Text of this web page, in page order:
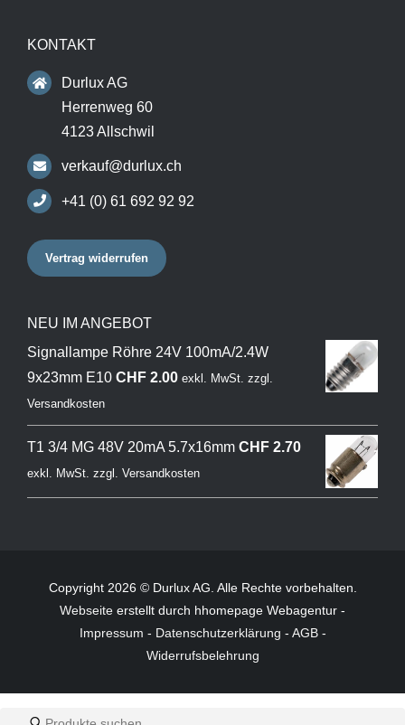
KONTAKT
Durlux AG
Herrenweg 60
4123 Allschwil
verkauf@durlux.ch
+41 (0) 61 692 92 92
Vertrag widerrufen
NEU IM ANGEBOT
Signallampe Röhre 24V 100mA/2.4W
9x23mm E10 CHF2.00 exkl. MwSt. zzgl.
Versandkosten
T1 3/4 MG 48V 20mA 5.7x16mm CHF2.70
exkl. MwSt. zzgl. Versandkosten
Copyright 2026 © Durlux AG. Alle Rechte vorbehalten.
Webseite erstellt durch hhomepage Webagentur -
Impressum - Datenschutzerklärung - AGB-
Widerrufsbelehrung
Products